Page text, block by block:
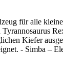
für alle
Kiefer
- Simba –